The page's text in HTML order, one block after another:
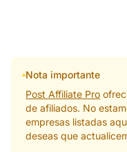
Nota importante
Post Affiliate Pro
de afiliados. No
empresas listadas
deseas que